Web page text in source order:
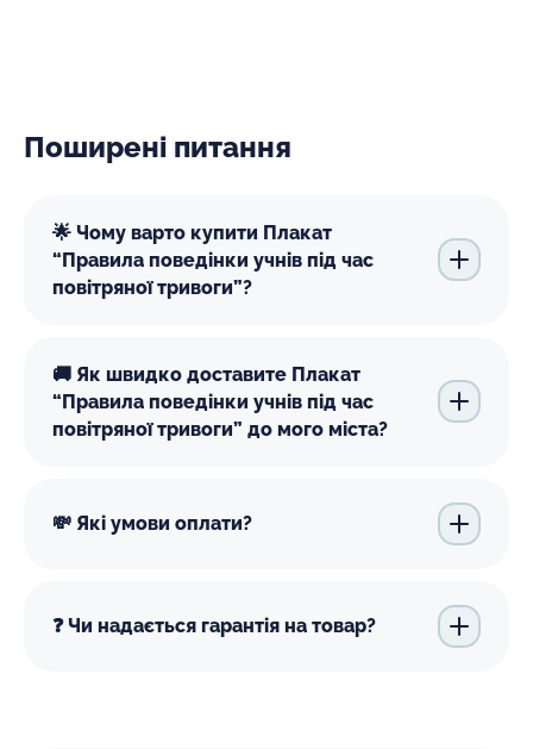
Поширені питання
🌟 Чому варто купити Плакат
“Правила поведінки учнів під час
повітряної тривоги”?
🚚 Як швидко доставите Плакат
“Правила поведінки учнів під час
повітряної тривоги” до мого міста?
💸 Які умови оплати?
❓ Чи надається гарантія на товар?